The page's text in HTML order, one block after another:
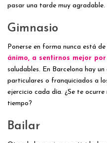
pasar una tarde muy agradable.
Gimnasio
Ponerse en forma nunca está
ánimo, a sentirnos mejor
saludables. En Barcelona hay
particulares o franquiciados a
ejercicio cada día. ¿Se te
tiempo?
Bailar